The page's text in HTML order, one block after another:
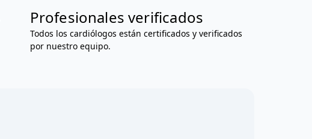
Profesionales verificados
Todos los cardiólogos están certificados y verificados
por nuestro equipo.